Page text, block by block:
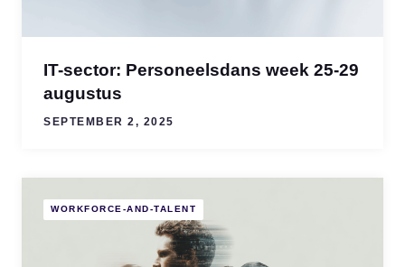
IT-sector: Personeelsdans week 25-29
augustus
SEPTEMBER 2, 2025
WORKFORCE-AND-TALENT